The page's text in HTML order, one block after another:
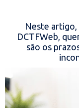
Neste
DCTFWeb,
são os